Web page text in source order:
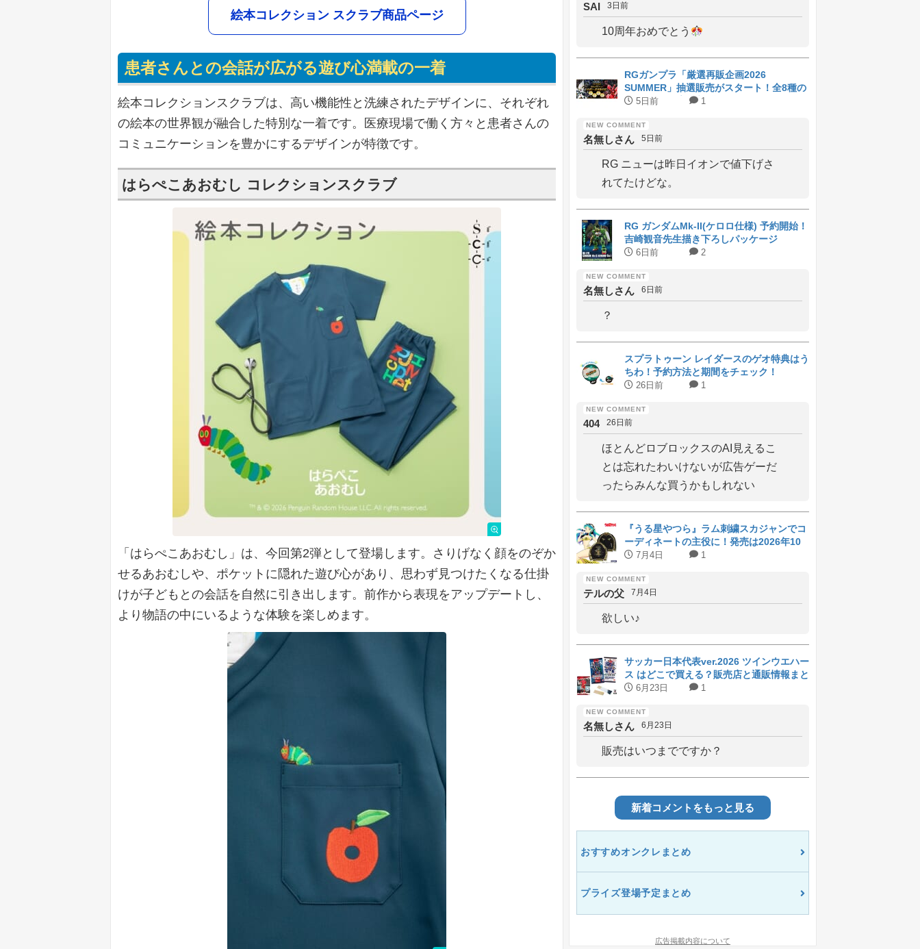
絵本コレクション スクラブ商品ページ
患者さんとの会話が広がる遊び心満載の一着
絵本コレクションスクラブは、高い機能性と洗練されたデザインに、それぞれ
の絵本の世界観が融合した特別な一着です。医療現場で働く方々と患者さんの
コミュニケーションを豊かにするデザインが特徴です。
はらぺこあおむし コレクションスクラブ
「はらぺこあおむし」は、今回第2弾として登場します。さりげなく顔をのぞか
せるあおむしや、ポケットに隠れた遊び心があり、思わず見つけたくなる仕掛
けが子どもとの会話を自然に引き出します。前作から表現をアップデートし、
より物語の中にいるような体験を楽しめます。
SAI 3日前
10周年おめでとう
RGガンプラ「厳選再販企画2026
SUMMER」抽選販売がスタート！全8種の
ラインナップと受付期間
5日前 1
名無しさん 5日前
RG ニューは昨日イオンで値下げさ
れてたけどな。
RG ガンダムMk-II(ケロロ仕様) 予約開始！
吉崎観音先生描き下ろしパッケージ
6日前 2
名無しさん 6日前
？
スプラトゥーン レイダースのゲオ特典はう
ちわ！予約方法と期間をチェック！
26日前 1
404 26日前
ほとんどロブロックスのAI見えるこ
とは忘れたわいけないが広告ゲーだ
ったらみんな買うかもしれない
『うる星やつら』ラム刺繍スカジャンでコ
ーディネートの主役に！発売は2026年10
月上旬
7月4日 1
テルの父 7月4日
欲しい♪
サッカー日本代表ver.2026 ツインウエハー
ス はどこで買える？販売店と通販情報まと
め 6月23日 1
名無しさん 6月23日
販売はいつまでですか？
新着コメントをもっと見る
おすすめオンクレまとめ
プライズ登場予定まとめ
広告掲載内容について